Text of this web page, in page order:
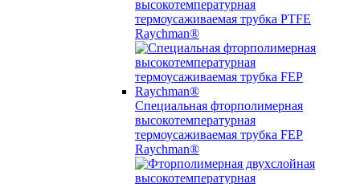
высокотемпературная
термоусаживаемая трубка PTFE
Raychman®
Специальная фторполимерная
высокотемпературная
термоусаживаемая трубка FEP
Raychman®